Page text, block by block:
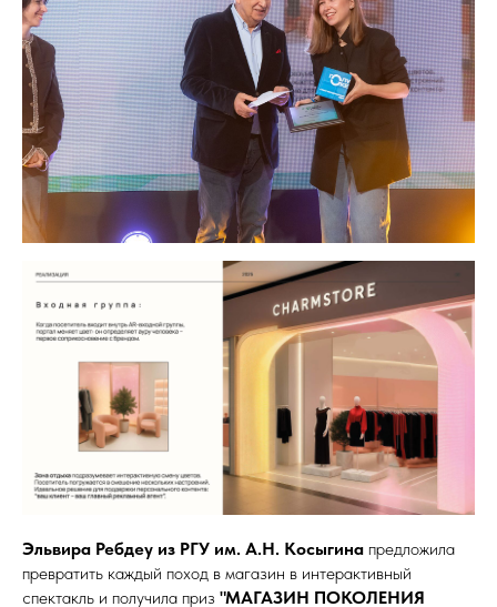
Эльвира Ребдеу из РГУ им. А.Н. Косыгина предложила
превратить каждый поход в магазин в интерактивный
спектакль и получила приз "МАГАЗИН ПОКОЛЕНИЯ